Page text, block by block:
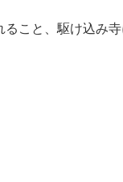
こと、駆け込み